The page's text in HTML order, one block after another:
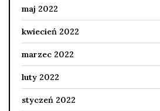
maj 2022
kwiecień 2022
marzec 2022
luty 2022
styczeń 2022